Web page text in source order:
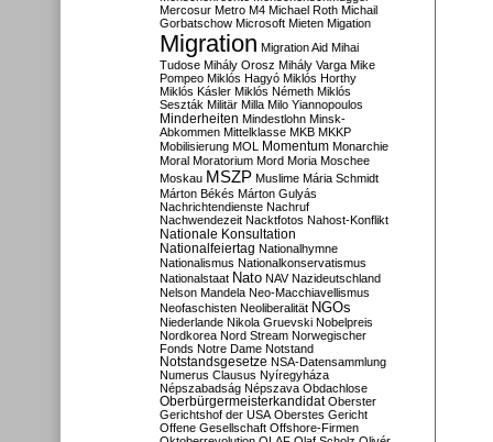
Mercosur Metro M4 Michael Roth Michail
Gorbatschow Microsoft Mieten Migation
Migration Migration Aid Mihai
Tudose Mihály Orosz Mihály Varga Mike
Pompeo Miklós Hagyó Miklós Horthy
Miklós Kásler Miklós Németh Miklós
Seszták Militär Milla Milo Yiannopoulos
Minderheiten Mindestlohn Minsk-
Abkommen Mittelklasse MKB MKKP
Mobilisierung MOL Momentum Monarchie
Moral Moratorium Mord Moria Moschee
Moskau MSZP Muslime Mária Schmidt
Márton Békés Márton Gulyás
Nachrichtendienste Nachruf
Nachwendezeit Nacktfotos Nahost-Konflikt
Nationale Konsultation
Nationalfeiertag Nationalhymne
Nationalismus Nationalkonservatismus
Nationalstaat Nato NAV Nazideutschland
Nelson Mandela Neo-Macchiavellismus
Neofaschisten Neoliberalität NGOs
Niederlande Nikola Gruevski Nobelpreis
Nordkorea Nord Stream Norwegischer
Fonds Notre Dame Notstand
Notstandsgesetze NSA-Datensammlung
Numerus Clausus Nyíregyháza
Népszabadság Népszava Obdachlose
Oberbürgermeisterkandidat Oberster
Gerichtshof der USA Oberstes Gericht
Offene Gesellschaft Offshore-Firmen